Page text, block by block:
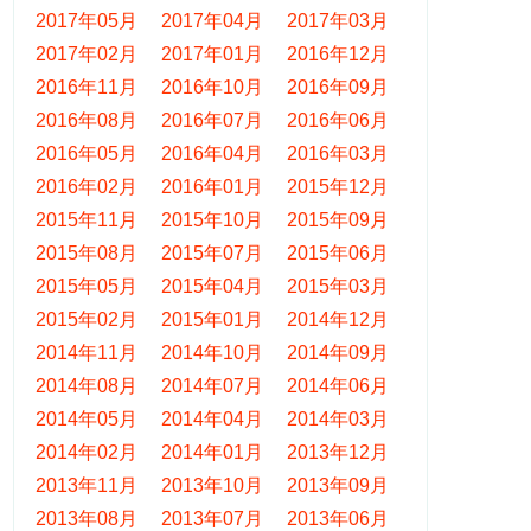
2017年05月 2017年04月
2017年03月
2017年02月
2017年01月
2016年12月
2016年11月
2016年10月
2016年09月
2016年08月
2016年07月
2016年06月
2016年05月
2016年04月
2016年03月
2016年02月
2016年01月
2015年12月
2015年11月
2015年10月
2015年09月
2015年08月
2015年07月
2015年06月
2015年05月
2015年04月
2015年03月
2015年02月
2015年01月
2014年12月
2014年11月
2014年10月
2014年09月
2014年08月
2014年07月
2014年06月
2014年05月
2014年04月
2014年03月
2014年02月
2014年01月
2013年12月
2013年11月
2013年10月
2013年09月
2013年08月
2013年07月 2013年06月